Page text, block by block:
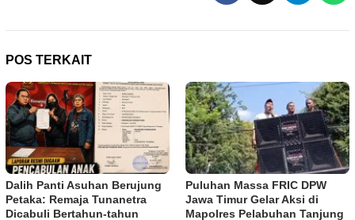
POS TERKAIT
Dalih Panti Asuhan Berujung
Petaka: Remaja Tunanetra
Dicabuli Bertahun-tahun
Puluhan Massa FRIC DPW
Jawa Timur Gelar Aksi di
Mapolres Pelabuhan Tanjung